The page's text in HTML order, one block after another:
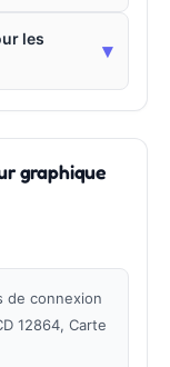
les
▾
graphique
de connexion
12864, Carte